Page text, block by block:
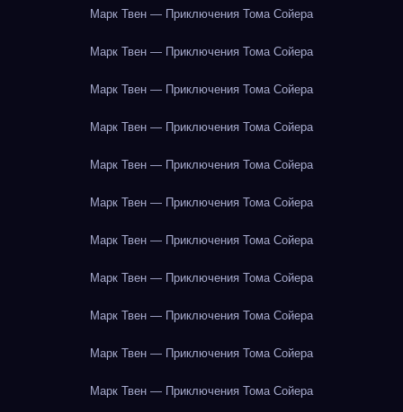
Марк Твен — Приключения Тома Сойера
Марк Твен — Приключения Тома Сойера
Марк Твен — Приключения Тома Сойера
Марк Твен — Приключения Тома Сойера
Марк Твен — Приключения Тома Сойера
Марк Твен — Приключения Тома Сойера
Марк Твен — Приключения Тома Сойера
Марк Твен — Приключения Тома Сойера
Марк Твен — Приключения Тома Сойера
Марк Твен — Приключения Тома Сойера
Марк Твен — Приключения Тома Сойера